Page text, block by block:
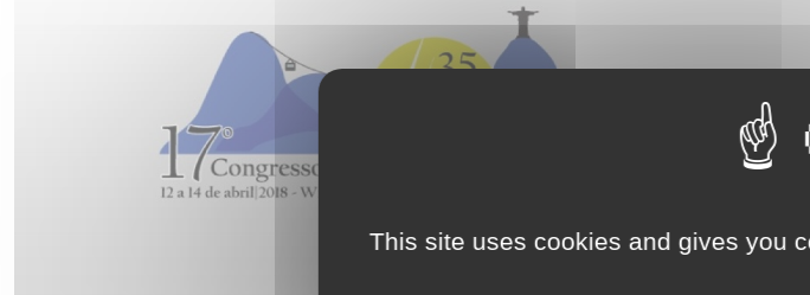
This site uses cookies and gives you